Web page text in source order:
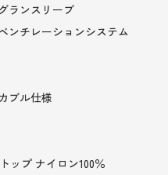
ランスリーブ
ンチレーションシステム
ブル仕様
ップ ナイロン100％